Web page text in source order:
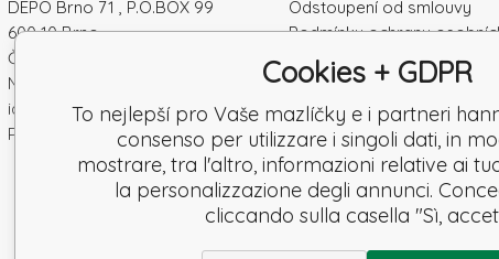
DEPO Brno 71 , P.O.BOX 99
600 10 Brno
Česká republika
Numero di
identificazione: 52010180
Partita IVA: SK2120864328
Odstoupení od smlouvy
Podmínky ochrany
údajú
Kontakty
Záruka a Reklamace
Reklamační formulář
Denuncia
Revisione
Cookies + GDPR
To nejlepší pro Vaše mazlíčky e i partneri
consenso per utilizzare i singoli dati, in
mostrare, tra l'altro, informazioni relative ai
la personalizzazione degli annunci.
cliccando sulla casella "Sì,